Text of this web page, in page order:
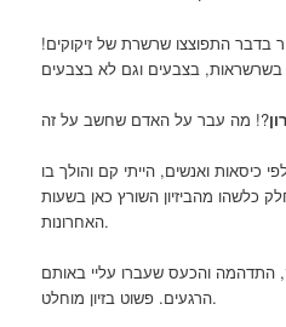
בדבר התפוצצו שרשרת של זיקוקים!
כיסאות ואנשים, הייתי קם והולך בו
כלשהו מהביזיון השורץ כאן בשעות
האחרונות.
התדהמה והכעס שעברו עליי באותם
הרגעים. פשוט בזיון מוחלט.